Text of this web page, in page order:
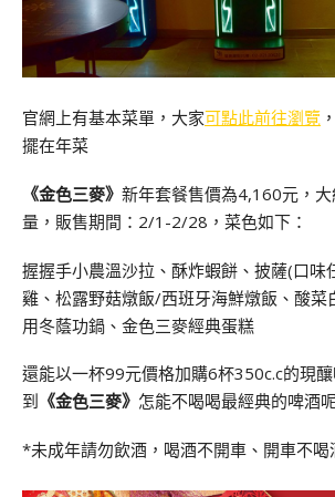
官網上有基本菜單，大家可點此前往瀏覽
擺在年菜
《金色三麥》 新年套餐售價為4,160元，
量，販售期間：2/1-2/28，菜色如下：
握握手小農溫沙拉、酥炸蝦餅、披薩(口味
雞、松露野菇燉飯/西班牙海鮮燉飯、酸菜
用冬蔭功鍋、金色三麥經典蛋糕
還能以一杯99元價格加購6杯350c.c的現
到 《金色三麥》 怎能不喝喝最經典的啤酒
*未成年請勿飲酒，喝酒不開車、開車不喝